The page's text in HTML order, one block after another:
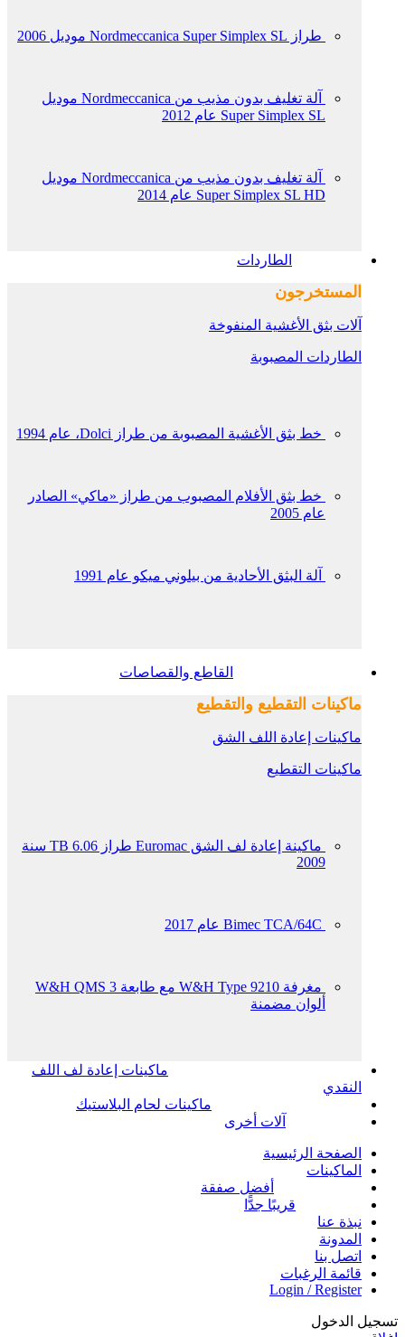
طراز Nordmeccanica Super Simplex SL موديل 2006
آلة تغليف بدون مذيب من Nordmeccanica موديل
Super Simplex SL عام 2012
آلة تغليف بدون مذيب من Nordmeccanica موديل
Super Simplex SL HD عام 2014
الطاردات
المستخرجون
آلات بثق الأغشية المنفوخة
الطاردات المصبوبة
خط بثق الأغشية المصبوبة من طراز Dolci، عام 1994
خط بثق الأفلام المصبوب من طراز «ماكي» الصادر
عام 2005
آلة البثق الأحادية من بيلوني ميكو عام 1991
القاطع والقصاصات
ماكينات التقطيع والتقطيع
ماكينات إعادة اللف الشق
ماكينات التقطيع
ماكينة إعادة لف الشق Euromac طراز TB 6.06 سنة
2009
Bimec TCA/64C عام 2017
مغرفة W&H Type 9210 مع طابعة W&H QMS 3
ألوان مضمنة
ماكينات إعادة لف اللف
النقدي
ماكينات لحام البلاستيك
آلات أخرى
الصفحة الرئيسية
الماكينات
أفضل صفقة
قريبًا جدًّا
نبذة عنا
المدونة
اتصل بنا
قائمة الرغبات
Login / Register
تسجيل الدخول